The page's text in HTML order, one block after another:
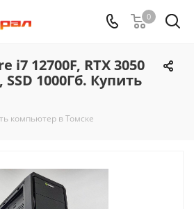
0
i7 12700F, RTX 3050
SSD 1000Гб. Купить
компьютер в Томске